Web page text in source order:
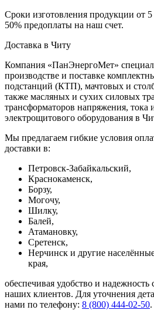
Сроки изготовления продукции от
50% предоплаты на наш счет.
Доставка в Читу
Компания «ПанЭнергоМет»
производстве и поставке
подстанций (КТП), мачтовых и
также масляных и сухих силовых
трансформаторов напряжения, тока
электрощитового оборудования в
Мы предлагаем гибкие условия
доставки в:
Петровск-Забайкальский,
Краснокаменск,
Борзу,
Могочу,
Шилку,
Балей,
Атамановку,
Сретенск,
Нерчинск и другие
края,
обеспечивая удобство и надежность
наших клиентов. Для уточнения
нами по телефону: 8 (800) 444-02-50.